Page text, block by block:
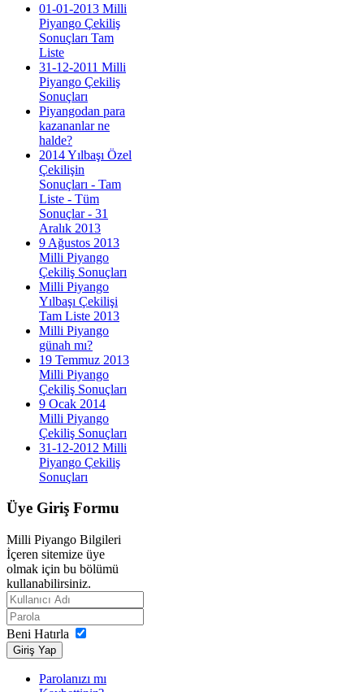
01-01-2013 Milli
Piyango Çekiliş
Sonuçları Tam
Liste
31-12-2011 Milli
Piyango Çekiliş
Sonuçları
Piyangodan para
kazananlar ne
halde?
2014 Yılbaşı Özel
Çekilişin
Sonuçları - Tam
Liste - Tüm
Sonuçlar - 31
Aralık 2013
9 Ağustos 2013
Milli Piyango
Çekiliş Sonuçları
Milli Piyango
Yılbaşı Çekilişi
Tam Liste 2013
Milli Piyango
günah mı?
19 Temmuz 2013
Milli Piyango
Çekiliş Sonuçları
9 Ocak 2014
Milli Piyango
Çekiliş Sonuçları
31-12-2012 Milli
Piyango Çekiliş
Sonuçları
Üye Giriş Formu
Milli Piyango Bilgileri
İçeren sitemize üye
olmak için bu bölümü
kullanabilirsiniz.
Beni Hatırla
Giriş Yap
Parolanızı mı